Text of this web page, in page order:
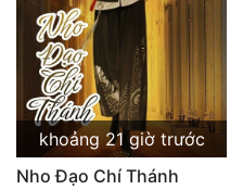
Đẹp Hiệp
Tính Cách Nhân Vật :
Cơ Trí
khoảng 21 giờ trước
Nho Đạo Chí Thánh